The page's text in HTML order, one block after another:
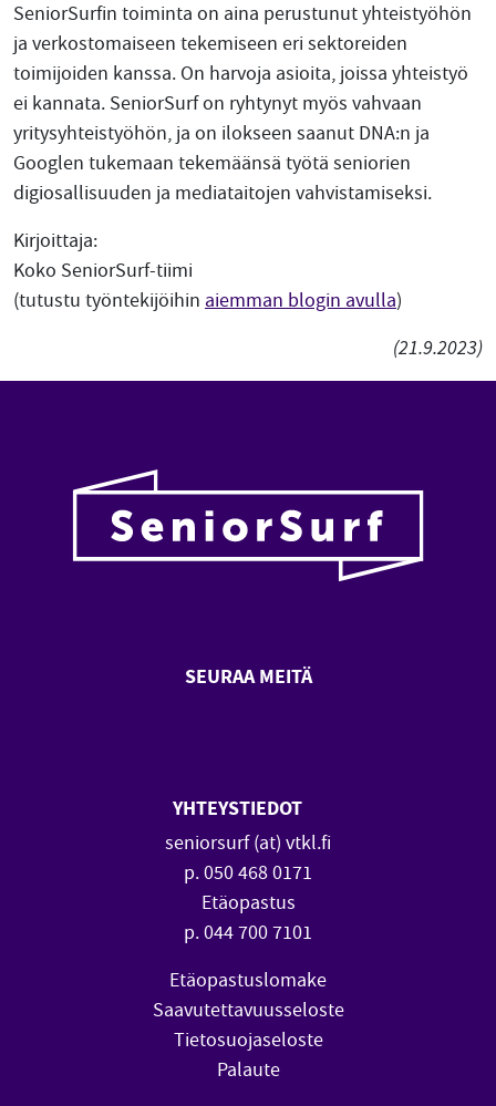
SeniorSurfin toiminta on aina perustunut yhteistyöhön
ja verkostomaiseen tekemiseen eri sektoreiden
toimijoiden kanssa. On harvoja asioita, joissa yhteistyö
ei kannata. SeniorSurf on ryhtynyt myös vahvaan
yritysyhteistyöhön, ja on ilokseen saanut DNA:n ja
Googlen tukemaan tekemäänsä työtä seniorien
digiosallisuuden ja mediataitojen vahvistamiseksi.
Kirjoittaja:
Koko SeniorSurf-tiimi
(tutustu työntekijöihin aiemman blogin avulla)
(21.9.2023)
SEURAA MEITÄ
YHTEYSTIEDOT
seniorsurf (at) vtkl.fi
p. 050 468 0171
Etäopastus
p. 044 700 7101
Etäopastuslomake
Saavutettavuusseloste
Tietosuojaseloste
Palaute